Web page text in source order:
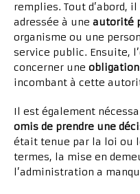
remplies. Tout d’abord, il
adressée à une autorité
organisme ou une
service public. Ensuite,
concerner une
incombant à cette
Il est également
omis de prendre une
était tenue par la loi ou
termes, la mise en
l’administration a